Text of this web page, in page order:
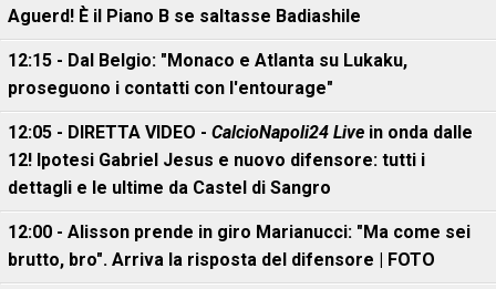
Aguerd! È il Piano B se saltasse Badiashile
12:15 - Dal Belgio: "Monaco e Atlanta su Lukaku,
proseguono i contatti con l'entourage"
12:05 - DIRETTA VIDEO - CalcioNapoli24 Live in onda dalle
12! Ipotesi Gabriel Jesus e nuovo difensore: tutti i
dettagli e le ultime da Castel di Sangro
12:00 - Alisson prende in giro Marianucci: "Ma come sei
brutto, bro". Arriva la risposta del difensore | FOTO